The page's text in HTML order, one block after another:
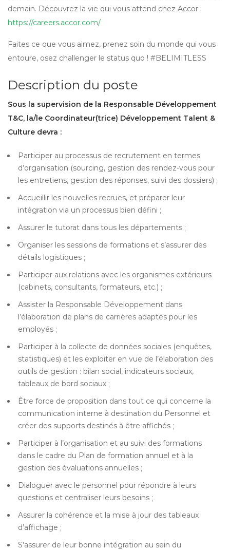
demain. Découvrez la vie qui vous attend chez Accor :
https://careers.accor.com/
Faites ce que vous aimez, prenez soin du monde qui vous
entoure, osez challenger le status quo ! #BELIMITLESS
Description du poste
Sous la supervision de la Responsable Développement
T&C, la/le Coordinateur(trice) Développement Talent &
Culture devra :
Participer au processus de recrutement en termes
d’organisation (sourcing, gestion des rendez-vous pour
les entretiens, gestion des réponses, suivi des dossiers) ;
Accueillir les nouvelles recrues, et préparer leur
intégration via un processus bien défini ;
Assurer le tutorat dans tous les départements ;
Organiser les sessions de formations et s’assurer des
détails logistiques ;
Participer aux relations avec les organismes extérieurs
(cabinets, consultants, formateurs, etc.) ;
Assister la Responsable Développement dans
l’élaboration de plans de carrières adaptés pour les
employés ;
Participer à la collecte de données sociales (enquêtes,
statistiques) et les exploiter en vue de l’élaboration des
outils de gestion : bilan social, indicateurs sociaux,
tableaux de bord sociaux ;
Être force de proposition dans tout ce qui concerne la
communication interne à destination du Personnel et
créer des supports destinés à être affichés ;
Participer à l’organisation et au suivi des formations
dans le cadre du Plan de formation annuel et à la
gestion des évaluations annuelles ;
Dialoguer avec le personnel pour répondre à leurs
questions et centraliser leurs besoins ;
Assurer la cohérence et la mise à jour des tableaux
d’affichage ;
S’assurer de leur bonne intégration au sein du